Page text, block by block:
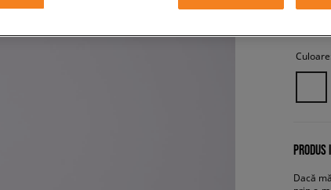
Culoare:
PRODUS
Dacă